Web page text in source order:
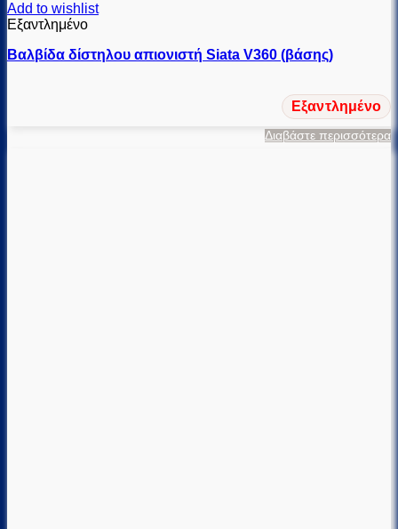
Add to wishlist
Εξαντλημένο
Βαλβίδα δίστηλου απιονιστή Siata V360 (βάσης)
Εξαντλημένο
Διαβάστε περισσότερα